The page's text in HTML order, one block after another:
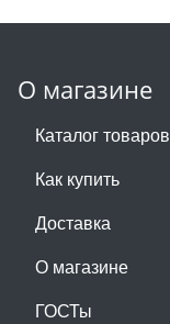
О магазине
Каталог товаров
Как купить
Доставка
О магазине
ГОСТы